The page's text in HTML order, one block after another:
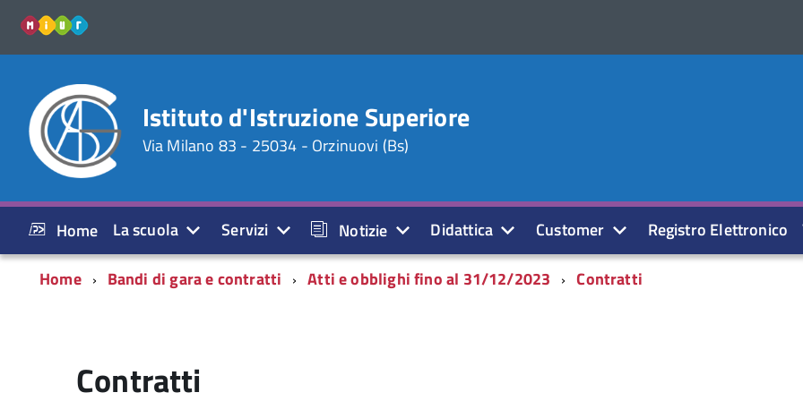
Istituto d'Istruzione Superiore
Via Milano 83 - 25034 - Orzinuovi (Bs)
Home La scuola Servizi Notizie Didattica Customer Registro Elettronico
Home Bandi di gara e contratti Atti e obblighi fino al 31/12/2023 Contratti
Contratti